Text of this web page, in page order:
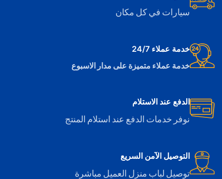
سيارات في كل مكان
خدمة عملاء 24/7
خدمة عملاء متميزة على مدار الاسبوع
الدفع عند الاستلام
نوفر خدمات الدفع عند استلام المنتج
التوصيل الآمن السريع
توصيل لباب منزل العميل مباشرة